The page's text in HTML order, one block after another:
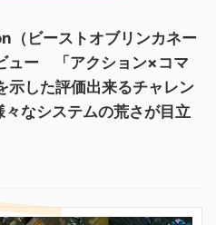
（ビーストオブリンカネー
ュー 「アクション×コマ
示した評価出来るチャレン
なシステムの荒さが目立